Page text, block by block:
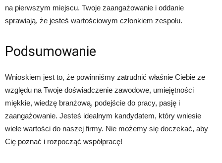
na pierwszym miejscu. Twoje zaangażowanie i oddanie
sprawiają, że jesteś wartościowym członkiem zespołu.
Podsumowanie
Wnioskiem jest to, że powinniśmy zatrudnić właśnie Ciebie ze
względu na Twoje doświadczenie zawodowe, umiejętności
miękkie, wiedzę branżową, podejście do pracy, pasję i
zaangażowanie. Jesteś idealnym kandydatem, który wniesie
wiele wartości do naszej firmy. Nie możemy się doczekać, aby
Cię poznać i rozpocząć współpracę!